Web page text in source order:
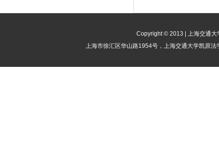
Copyright © 2013 | 上海交通
上海市徐汇区华山路1954号，上海交通大学凯原